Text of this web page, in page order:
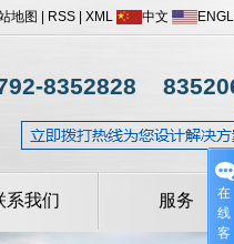
地图 RSS XML 中文
8352828
系我们 服务
在
线
客